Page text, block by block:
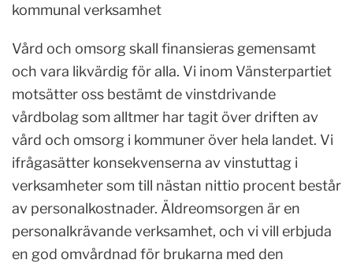
kommunal verksamhet
Vård och omsorg skall finansieras gemensamt
och vara likvärdig för alla. Vi inom Vänsterpartiet
motsätter oss bestämt de vinstdrivande
vårdbolag som alltmer har tagit över driften av
vård och omsorg i kommuner över hela landet. Vi
ifrågasätter konsekvenserna av vinstuttag i
verksamheter som till nästan nittio procent består
av personalkostnader. Äldreomsorgen är en
personalkrävande verksamhet, och vi vill erbjuda
en god omvårdnad för brukarna med den